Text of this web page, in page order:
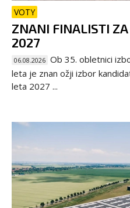
VOTY
ZNANI FINALISTI
2027
06.08.2026 Ob 35. obletnici
leta je znan ožji izbor
leta 2027 ...